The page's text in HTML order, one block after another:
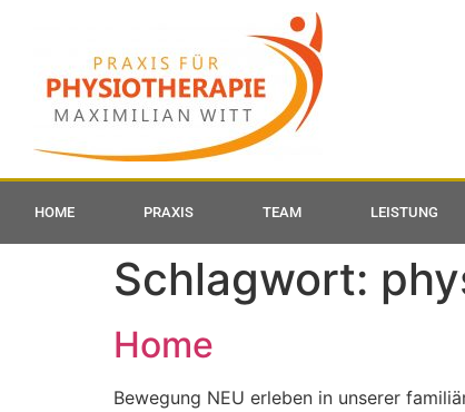
HOME PRAXIS TEAM LEISTUNG
Schlagwort:
Home
Bewegung NEU erleben in unserer